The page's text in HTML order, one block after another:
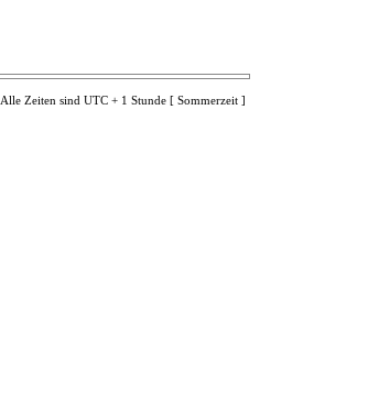
Alle Zeiten sind UTC + 1 Stunde [ Sommerzeit ]